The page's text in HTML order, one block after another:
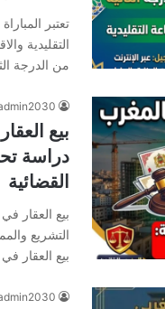
تعتبر
التقليدية
من الدرجة
بيع
دراسة
القضائية
بيع العقار
التشريع
بيع العقار